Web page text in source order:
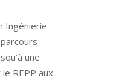
Ingénierie
une
REPP aux